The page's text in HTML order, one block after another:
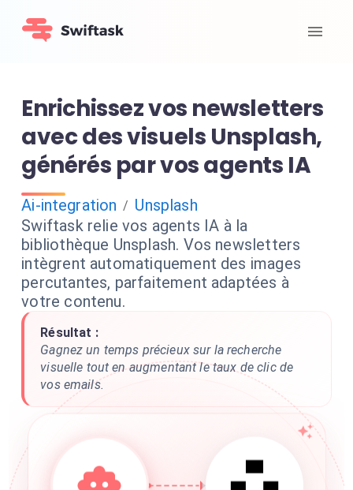
Enrichissez vos newsletters
avec des visuels Unsplash,
générés par vos agents IA
Ai-integration / Unsplash
Swiftask relie vos agents IA à la
bibliothèque Unsplash. Vos newsletters
intègrent automatiquement des images
percutantes, parfaitement adaptées à
votre contenu.
Résultat :
Gagnez un temps précieux sur la recherche
visuelle tout en augmentant le taux de clic de
vos emails.